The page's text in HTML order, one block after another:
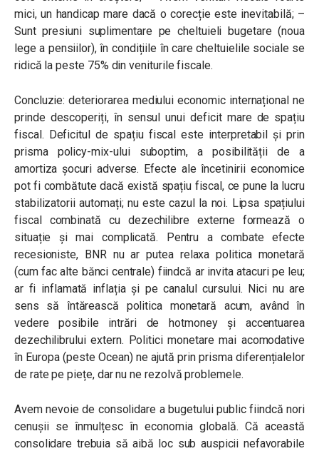
mici, un handicap mare dacă o corecție este inevitabilă; –
Sunt presiuni suplimentare pe cheltuieli bugetare (noua
lege a pensiilor), în condițiile în care cheltuielile sociale se
ridică la peste 75% din veniturile fiscale.
Concluzie: deteriorarea mediului economic internațional ne
prinde descoperiți, în sensul unui deficit mare de spațiu
fiscal. Deficitul de spațiu fiscal este interpretabil și prin
prisma policy-mix-ului suboptim, a posibilității de a
amortiza șocuri adverse. Efecte ale încetinirii economice
pot fi combătute dacă există spațiu fiscal, ce pune la lucru
stabilizatorii automați; nu este cazul la noi. Lipsa spațiului
fiscal combinată cu dezechilibre externe formează o
situație și mai complicată. Pentru a combate efecte
recesioniste, BNR nu ar putea relaxa politica monetară
(cum fac alte bănci centrale) fiindcă ar invita atacuri pe leu;
ar fi inflamată inflația și pe canalul cursului. Nici nu are
sens să întărească politica monetară acum, având în
vedere posibile intrări de hotmoney și accentuarea
dezechilibrului extern. Politici monetare mai acomodative
în Europa (peste Ocean) ne ajută prin prisma diferențialelor
de rate pe piețe, dar nu ne rezolvă problemele.
Avem nevoie de consolidare a bugetului public fiindcă nori
cenușii se înmulțesc în economia globală. Că această
consolidare trebuia să aibă loc sub auspicii nefavorabile